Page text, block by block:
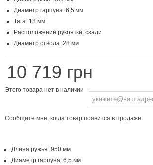
Диаметр гарпуна: 6,5 мм
Тяга: 18 мм
Расположение рукоятки: сзади
Диаметр ствола: 28 мм
10 719 грн
Этого товара нет в наличии
Сообщите мне, когда товар появится в продаже
Длина ружья: 950 мм
Диаметр гарпуна: 6,5 мм